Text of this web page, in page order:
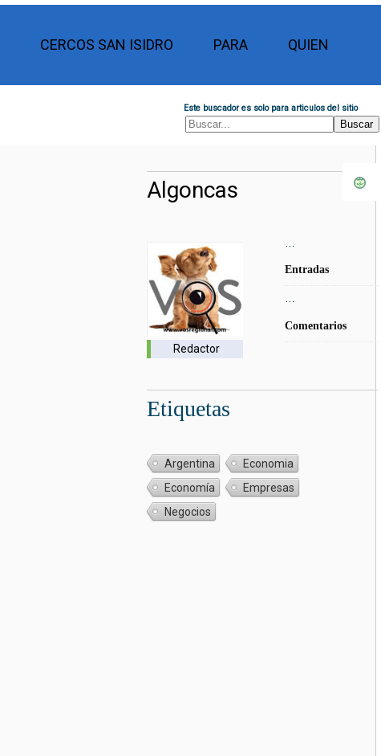
CERCOS SAN ISIDRO PARA QUIEN
Este buscador es solo para articulos del sitio
Algoncas
Redactor
Entradas
…
Comentarios
Etiquetas
Argentina
Economia
Economía
Empresas
Negocios